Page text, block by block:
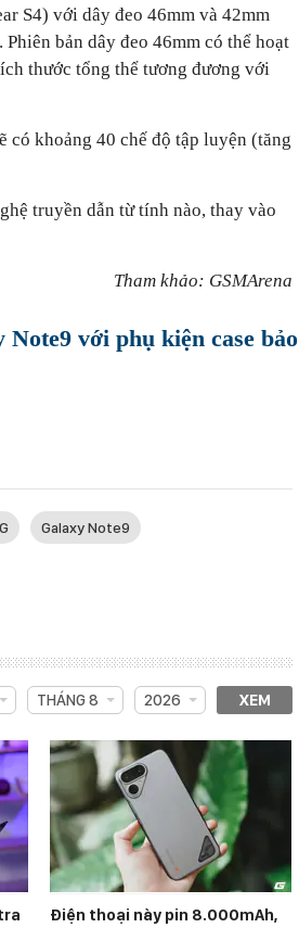
S4) với dây đeo 46mm và 42mm
bản dây đeo 46mm có thể hoạt
thước tổng thể tương đương với
có khoảng 40 chế độ tập luyện (tăng
truyền dẫn từ tính nào, thay vào
Tham khảo: GSMArena
với phụ kiện case bảo
Galaxy Note9
THÁNG 8 2026 XEM
Điện thoại này pin 8.000mAh,